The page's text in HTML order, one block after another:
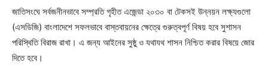
জাতিসংঘে সর্বজনীনভাবে সম্প্রতি গৃহীত এজেন্ডা ২০৩০ বা টেকসই উন্নয়ন লক্ষ্যগুলো
(এসডিজি) বাংলাদেশে সফলভাবে বাস্তবায়নের ক্ষেত্রে গুরুত্বপূর্ণ বিষয় হবে সুশাসন
পরিস্থিতি বিরাজ রাখা। এ জন্য আইনের সুষ্ঠু ও যথাযথ শাসন নিশ্চিত করার বিষয়ে জোর
দিতে হবে।